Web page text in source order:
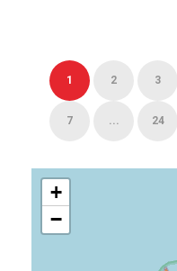
1 2 3
7 ... 24
+
−